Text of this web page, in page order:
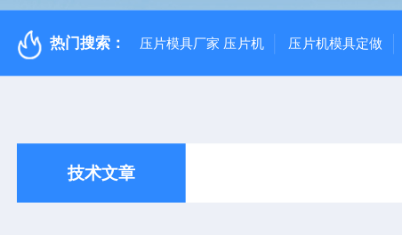
热门搜索： 压片模具厂家 压片机 压片机模具定做
技术文章